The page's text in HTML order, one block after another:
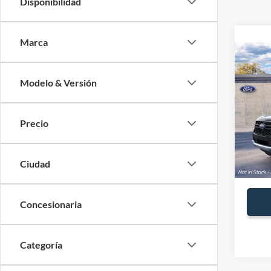
Marca
Modelo & Versión
Precio
Ciudad
Concesionaria
Categoría
2026
VIN:
En
MSRP:
Ford
Precio